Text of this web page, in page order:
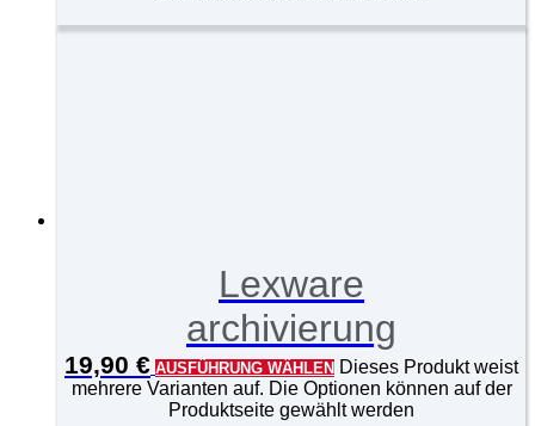
Lexware
archivierung
19,90 € AUSFÜHRUNG WÄHLEN Dieses Produkt weist
mehrere Varianten auf. Die Optionen können auf der
Produktseite gewählt werden